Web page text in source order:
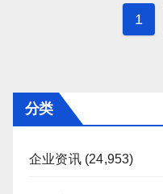
文
章
1
分类
企业资讯(24,953)